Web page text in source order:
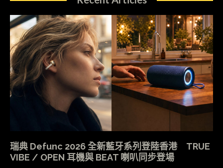
瑞典 Defunc 2026 全新藍牙系列登陸香港 TRUE
VIBE / OPEN 耳機與 BEAT 喇叭同步登場